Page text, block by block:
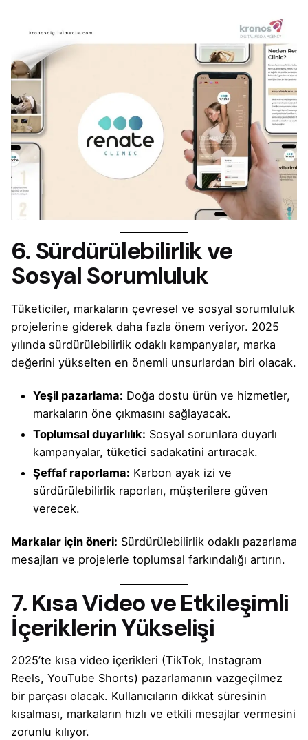
6. Sürdürülebilirlik ve
Sosyal Sorumluluk
Tüketiciler, markaların çevresel ve sosyal sorumluluk
projelerine giderek daha fazla önem veriyor. 2025
yılında sürdürülebilirlik odaklı kampanyalar, marka
değerini yükselten en önemli unsurlardan biri olacak.
Yeşil pazarlama: Doğa dostu ürün ve hizmetler,
markaların öne çıkmasını sağlayacak.
Toplumsal duyarlılık: Sosyal sorunlara duyarlı
kampanyalar, tüketici sadakatini artıracak.
Şeffaf raporlama: Karbon ayak izi ve
sürdürülebilirlik raporları, müşterilere güven
verecek.
Markalar için öneri: Sürdürülebilirlik odaklı pazarlama
mesajları ve projelerle toplumsal farkındalığı artırın.
7. Kısa Video ve Etkileşimli
İçeriklerin Yükselişi
2025’te kısa video içerikleri (TikTok, Instagram
Reels, YouTube Shorts) pazarlamanın vazgeçilmez
bir parçası olacak. Kullanıcıların dikkat süresinin
kısalması, markaların hızlı ve etkili mesajlar vermesini
zorunlu kılıyor.